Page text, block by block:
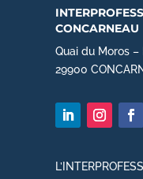
concarneau
Quai du Moros –
29900